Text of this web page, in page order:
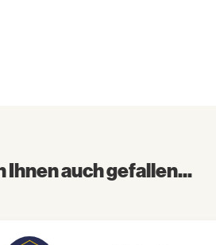
auch gefallen...